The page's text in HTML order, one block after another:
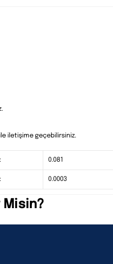
iletişime geçebilirsiniz.
: 0.081
: 0.0003